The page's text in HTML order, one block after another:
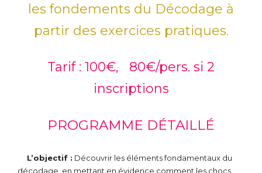
les fondements du Décodage à
partir des exercices pratiques.
Tarif : 100€, 80€/pers. si 2
inscriptions
PROGRAMME DÉTAILLÉ
L’objectif : Découvrir les éléments fondamentaux du
décodage, en mettant en évidence comment les chocs